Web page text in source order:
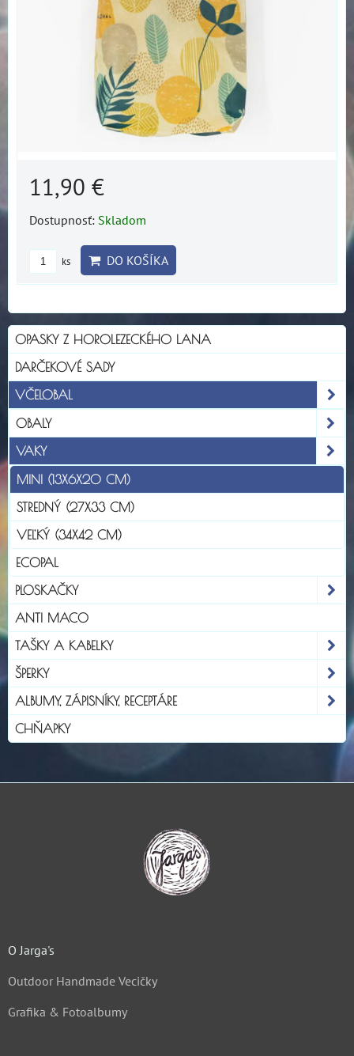
11,90 €
Dostupnosť: Skladom
ks DO KOŠÍKA
OPASKY Z HOROLEZECKÉHO LANA
DARČEKOVÉ SADY
VČELOBAL
OBALY
VAKY
MINI (13X6X20 CM)
STREDNÝ (27X33 CM)
VEĽKÝ (34X42 CM)
ECOPAL
PLOSKAČKY
ANTI MACO
TAŠKY A KABELKY
ŠPERKY
ALBUMY, ZÁPISNÍKY, RECEPTÁRE
CHŇAPKY
O Jarga's
Outdoor Handmade Vecičky
Grafika & Fotoalbumy